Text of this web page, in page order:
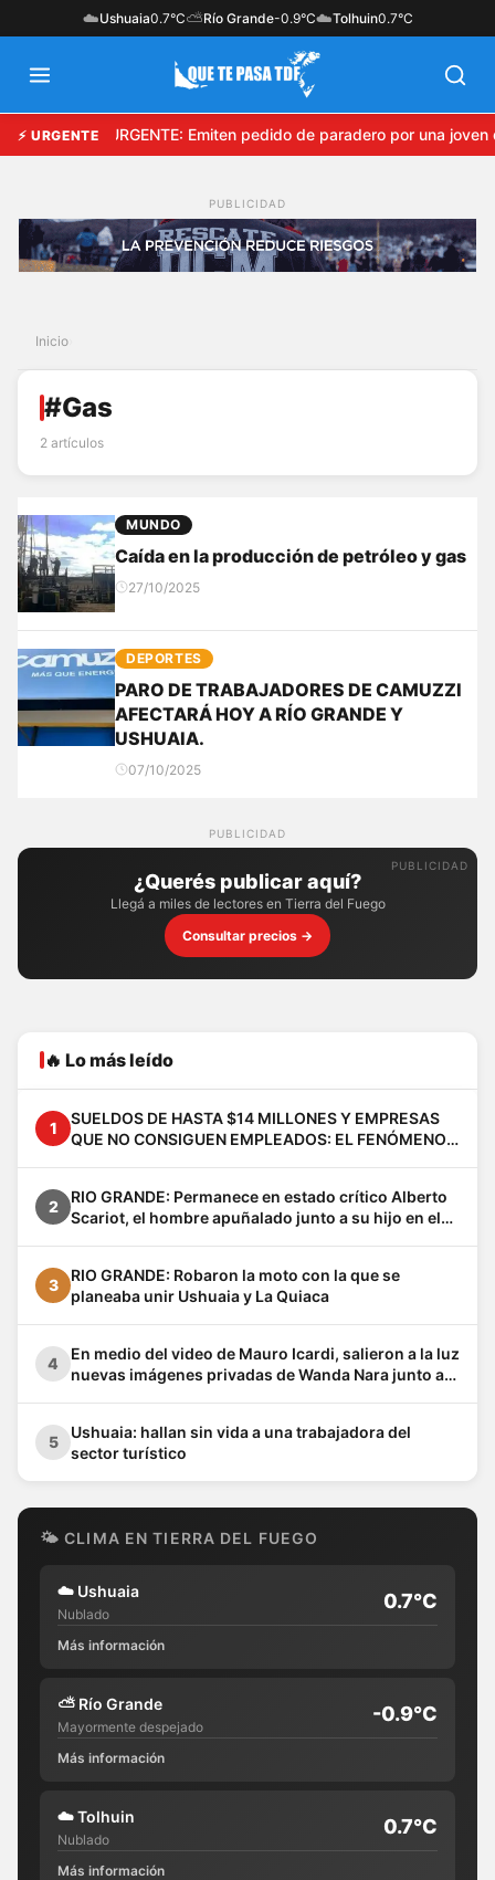
☁️Ushuaia0.7°C⛅Río Grande-0.9°C☁️Tolhuin0.7°C
⚡ URGENTE URGENTE: Emiten pedido de paradero por una
Inicio
#Gas
2 artículos
MUNDO
Caída en la producción de petróleo y gas
27/10/2025
DEPORTES
PARO DE TRABAJADORES DE CAMUZZI
AFECTARÁ HOY A RÍO GRANDE Y
USHUAIA.
07/10/2025
PUBLICIDAD
¿Querés publicar aquí?
Llegá a miles de lectores en Tierra del Fuego
Consultar precios →
🔥 Lo más leído
1
SUELDOS DE HASTA $14 MILLONES Y EMPRESAS
QUE NO CONSIGUEN EMPLEADOS: EL FENÓMENO
2
RIO GRANDE: Permanece en estado crítico Alberto
Scariot, el hombre apuñalado junto a su hijo en el
3
RIO GRANDE: Robaron la moto con la que se
planeaba unir Ushuaia y La Quiaca
4
En medio del video de Mauro Icardi, salieron a la luz
nuevas imágenes privadas de Wanda Nara junto a
5
Ushuaia: hallan sin vida a una trabajadora del
sector turístico
🌤 CLIMA EN TIERRA DEL FUEGO
☁️ Ushuaia
Nublado
0.7°C
Más información
⛅ Río Grande
Mayormente despejado
-0.9°C
Más información
☁️Tolhuin
Nublado
0.7°C
Más información